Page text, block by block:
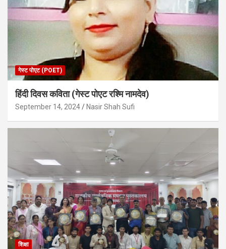
गेस्ट पोएट (POET)
हिंदी दिवस कविता (गेस्ट पोएट रश्मि नामदेव)
September 14, 2024 Nasir Shah Sufi
शिक्षा